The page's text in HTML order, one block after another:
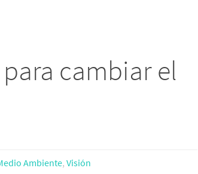
cambiar el
Ambiente, Visión